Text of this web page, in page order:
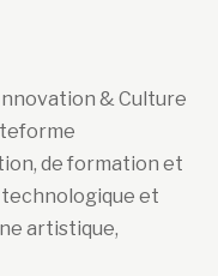
& Culture
de formation et
technologique et
artistique,